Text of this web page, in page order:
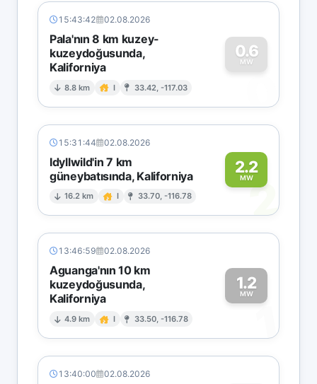
15:43:42 02.08.2026
Pala'nın 8 km kuzey-
kuzeydoğusunda,
Kaliforniya
8.8 km I 33.42, -117.03
0.6
MW
0
15:31:44 02.08.2026
Idyllwild'in 7 km
güneybatısında, Kaliforniya
16.2 km I 33.70, -116.78
2.2
MW2
13:46:59 02.08.2026
Aguanga'nın 10 km
kuzeydoğusunda,
Kaliforniya
4.9 km I 33.50, -116.78
1.2
MW
1
13:40:00 02.08.2026